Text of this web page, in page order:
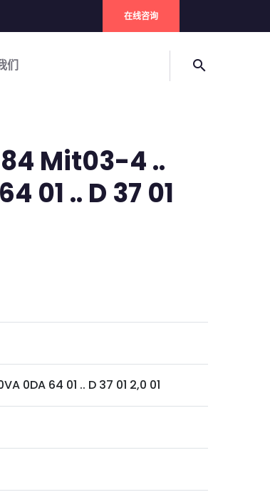
在线咨询
们 search
Mit03-4 ..
01 .. D 37 01
0DA 64 01 .. D 37 01 2,0 01